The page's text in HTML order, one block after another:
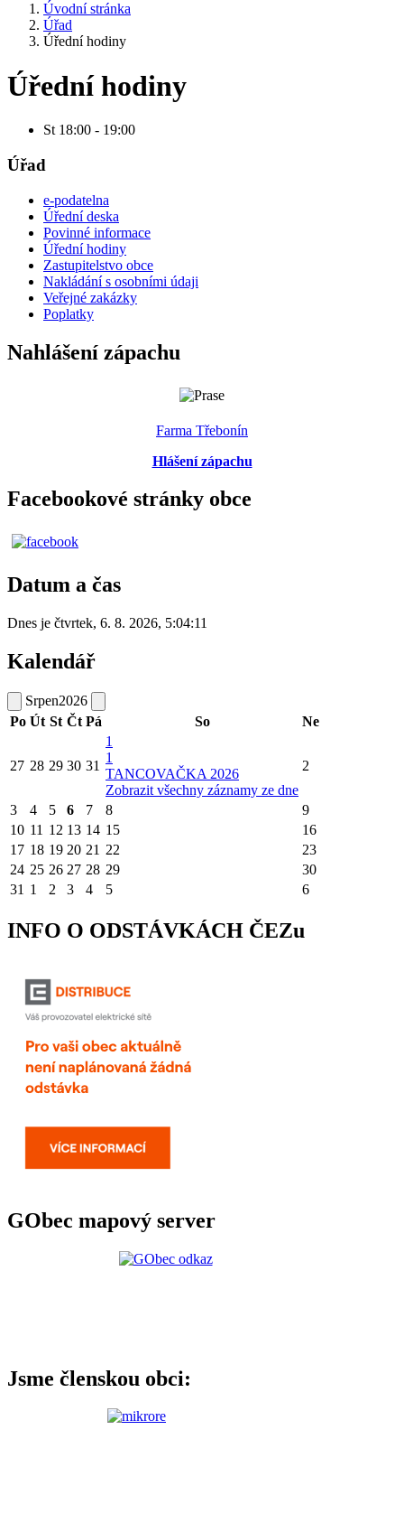
Úvodní stránka
Úřad
Úřední hodiny
Úřední hodiny
St 18:00 - 19:00
Úřad
e-podatelna
Úřední deska
Povinné informace
Úřední hodiny
Zastupitelstvo obce
Nakládání s osobními údaji
Veřejné zakázky
Poplatky
Nahlášení zápachu
Farma Třebonín
Hlášení zápachu
Facebookové stránky obce
Datum a čas
Dnes je čtvrtek, 6. 8. 2026, 5:04:11
Kalendář
Srpen2026
Po Út St Čt Pá So Ne
27 28 29 30 31
1
1
TANCOVAČKA 2026
Zobrazit všechny záznamy ze dne
2
3 4 5 6 7 8
9
10 11 12 13 14 15
16
17 18 19 20 21 22
23
24 25 26 27 28 29
30
31 1 2 3 4 5 6
INFO O ODSTÁVKÁCH ČEZu
GObec mapový server
Jsme členskou obci: